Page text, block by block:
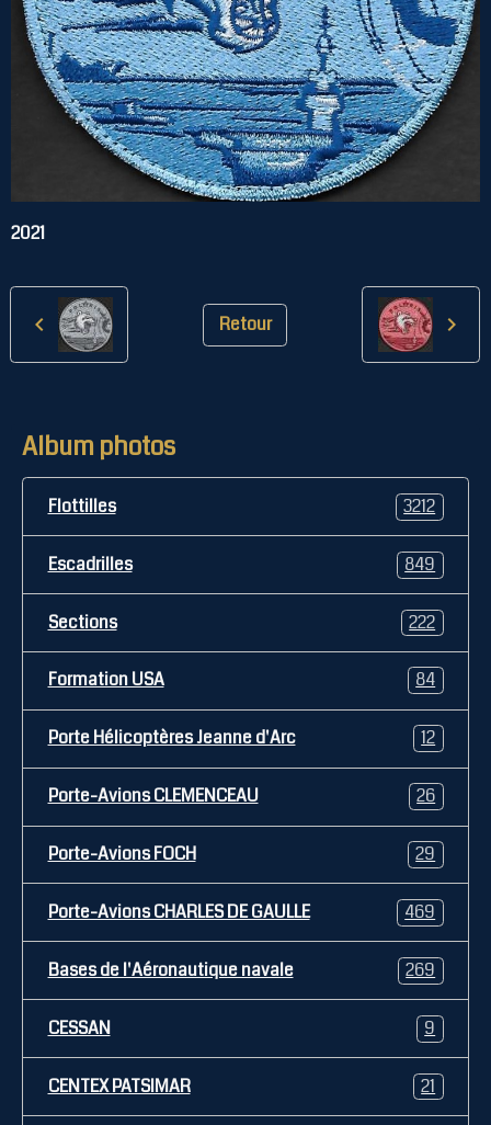
2021
Retour
Album photos
Flottilles 3212
Escadrilles 849
Sections 222
Formation USA 84
Porte Hélicoptères Jeanne d'Arc 12
Porte-Avions CLEMENCEAU 26
Porte-Avions FOCH 29
Porte-Avions CHARLES DE GAULLE 469
Bases de l'Aéronautique navale 269
CESSAN 9
CENTEX PATSIMAR 21